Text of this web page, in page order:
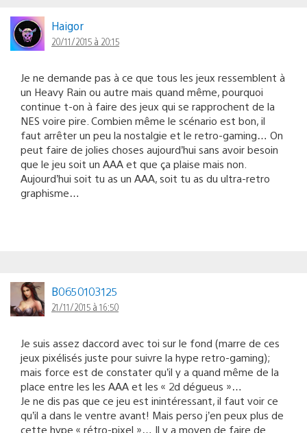
Haigor
20/11/2015 à 20:15
Je ne demande pas à ce que tous les jeux ressemblent à
un Heavy Rain ou autre mais quand même, pourquoi
continue t-on à faire des jeux qui se rapprochent de la
NES voire pire. Combien même le scénario est bon, il
faut arrêter un peu la nostalgie et le retro-gaming… On
peut faire de jolies choses aujourd’hui sans avoir besoin
que le jeu soit un AAA et que ça plaise mais non.
Aujourd’hui soit tu as un AAA, soit tu as du ultra-retro
graphisme…
B0650103125
21/11/2015 à 16:50
Je suis assez daccord avec toi sur le fond (marre de ces
jeux pixélisés juste pour suivre la hype retro-gaming);
mais force est de constater qu’il y a quand même de la
place entre les les AAA et les « 2d dégueus »…
Je ne dis pas que ce jeu est inintéressant, il faut voir ce
qu’il a dans le ventre avant! Mais perso j’en peux plus de
cette hype « rétro-pixel »… Il y a moyen de faire de